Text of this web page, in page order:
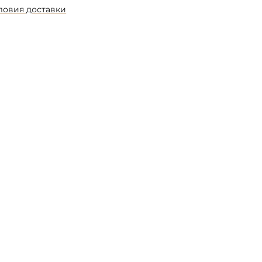
доставки